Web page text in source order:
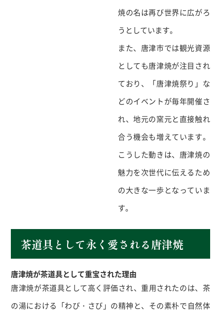
焼の名は再び世界に広がろ
うとしています。
また、唐津市では観光資源
としても唐津焼が注目され
ており、「唐津焼祭り」な
どのイベントが毎年開催さ
れ、地元の窯元と直接触れ
合う機会も増えています。
こうした動きは、唐津焼の
魅力を次世代に伝えるため
の大きな一歩となっていま
す。
茶道具として永く愛される唐津焼
唐津焼が茶道具として重宝された理由
唐津焼が茶道具として高く評価され、重用されたのは、茶
の湯における「わび・さび」の精神と、その素朴で自然体